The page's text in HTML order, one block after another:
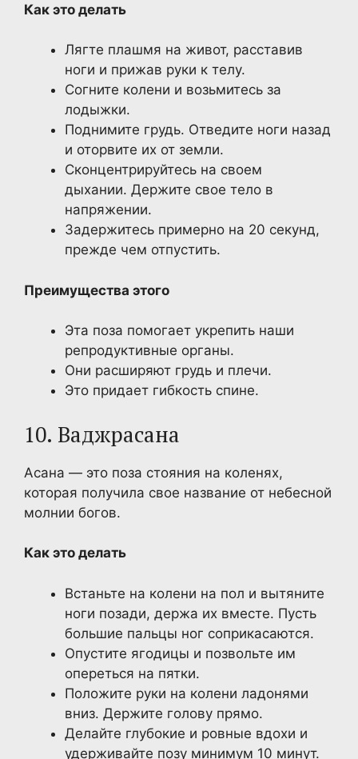
Как это делать
Лягте плашмя на живот, расставив
ноги и прижав руки к телу.
Согните колени и возьмитесь за
лодыжки.
Поднимите грудь. Отведите ноги назад
и оторвите их от земли.
Сконцентрируйтесь на своем
дыхании. Держите свое тело в
напряжении.
Задержитесь примерно на 20 секунд,
прежде чем отпустить.
Преимущества этого
Эта поза помогает укрепить наши
репродуктивные органы.
Они расширяют грудь и плечи.
Это придает гибкость спине.
10. Ваджрасана
Асана — это поза стояния на коленях,
которая получила свое название от небесной
молнии богов.
Как это делать
Встаньте на колени на пол и вытяните
ноги позади, держа их вместе. Пусть
большие пальцы ног соприкасаются.
Опустите ягодицы и позвольте им
опереться на пятки.
Положите руки на колени ладонями
вниз. Держите голову прямо.
Делайте глубокие и ровные вдохи и
удерживайте позу минимум 10 минут.